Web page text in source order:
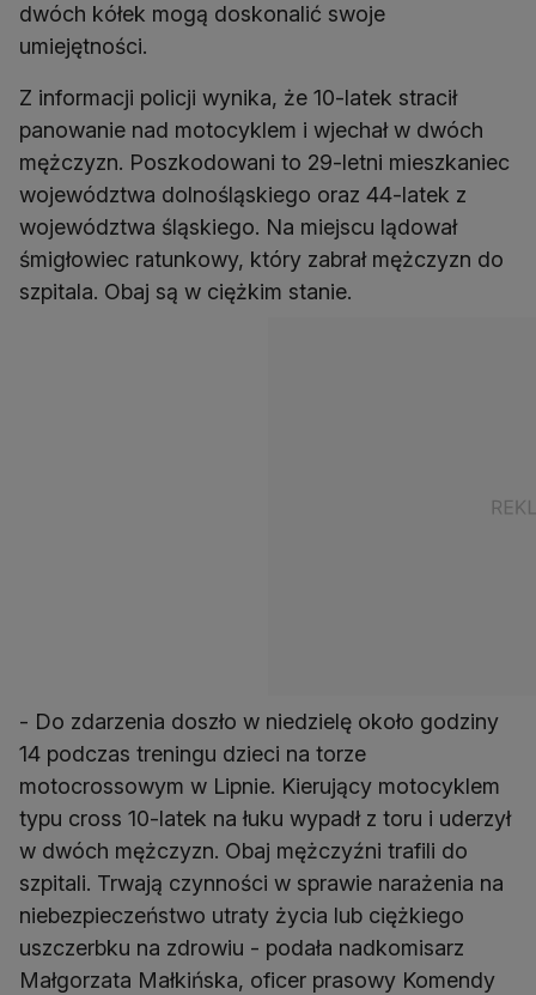
dwóch kółek mogą doskonalić swoje
umiejętności.
Z informacji policji wynika, że 10-latek stracił
panowanie nad motocyklem i wjechał w dwóch
mężczyzn. Poszkodowani to 29-letni mieszkaniec
województwa dolnośląskiego oraz 44-latek z
województwa śląskiego. Na miejscu lądował
śmigłowiec ratunkowy, który zabrał mężczyzn do
szpitala. Obaj są w ciężkim stanie.
- Do zdarzenia doszło w niedzielę około godziny
14 podczas treningu dzieci na torze
motocrossowym w Lipnie. Kierujący motocyklem
typu cross 10-latek na łuku wypadł z toru i uderzył
w dwóch mężczyzn. Obaj mężczyźni trafili do
szpitali. Trwają czynności w sprawie narażenia na
niebezpieczeństwo utraty życia lub ciężkiego
uszczerbku na zdrowiu - podała nadkomisarz
Małgorzata Małkińska, oficer prasowy Komendy